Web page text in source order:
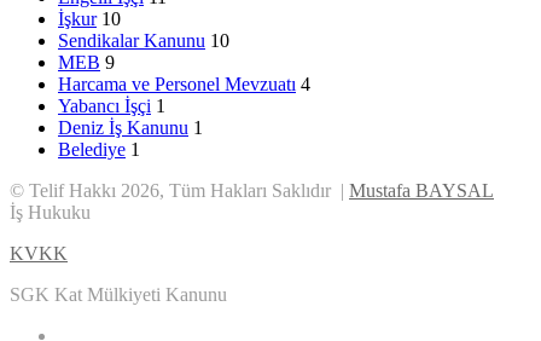
İşkur 10
Sendikalar Kanunu 10
MEB 9
Harcama ve Personel Mevzuatı 4
Yabancı İşçi 1
Deniz İş Kanunu 1
Belediye 1
© Telif Hakkı 2026, Tüm Hakları Saklıdır | Mustafa BAYSAL
İş Hukuku
KVKK
SGK Kat Mülkiyeti Kanunu